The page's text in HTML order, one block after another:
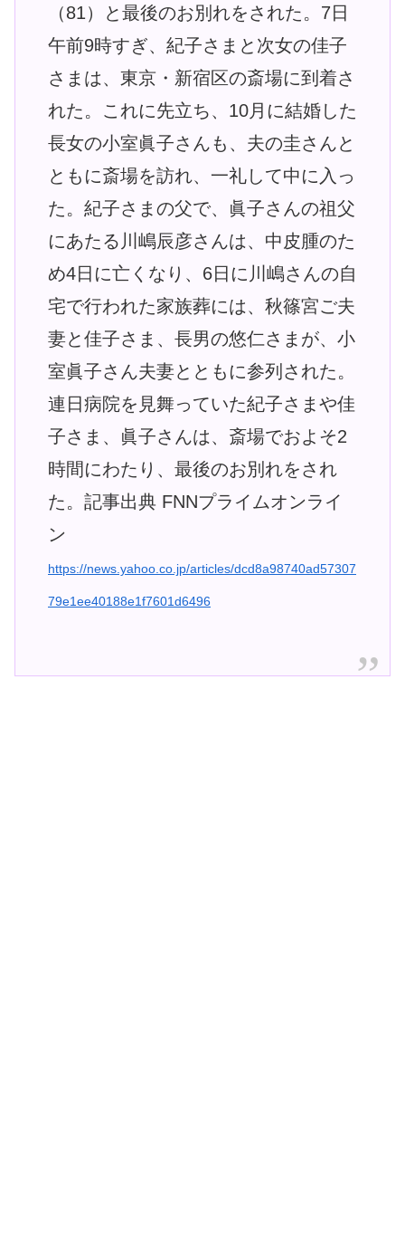
（81）と最後のお別れをされた。7日
午前9時すぎ、紀子さまと次女の佳子
さまは、東京・新宿区の斎場に到着さ
れた。これに先立ち、10月に結婚した
長女の小室眞子さんも、夫の圭さんと
ともに斎場を訪れ、一礼して中に入っ
た。紀子さまの父で、眞子さんの祖父
にあたる川嶋辰彦さんは、中皮腫のた
め4日に亡くなり、6日に川嶋さんの自
宅で行われた家族葬には、秋篠宮ご夫
妻と佳子さま、長男の悠仁さまが、小
室眞子さん夫妻とともに参列された。
連日病院を見舞っていた紀子さまや佳
子さま、眞子さんは、斎場でおよそ2
時間にわたり、最後のお別れをされ
た。記事出典 FNNプライムオンライ
ン
https://news.yahoo.co.jp/articles/dcd8a98740ad57307
79e1ee40188e1f7601d6496